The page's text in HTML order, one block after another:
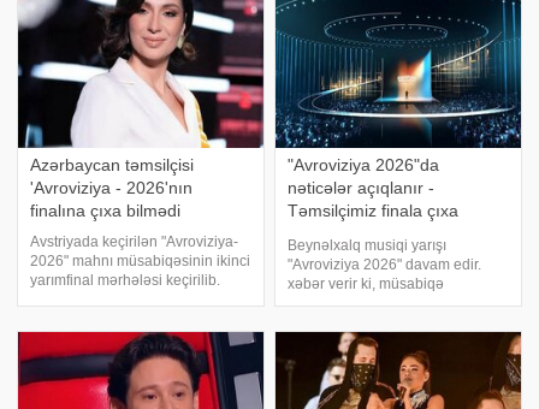
Azərbaycan təmsilçisi
'Avroviziya - 2026'nın
finalına çıxa bilmədi
Avstriyada keçirilən "Avroviziya-
2026" mahnı müsabiqəsinin ikinci
yarımfinal mərhələsi keçirilib.
mahnısı ilə çıxış edən
Azərbaycan təmsilçis
"Avroviziya 2026"da
nəticələr açıqlanır -
Təmsilçimiz finala çıxa
Beynəlxalq musiqi yarışı
"Avroviziya 2026" davam edir.
xəbər verir ki, müsabiqə
Avstriyanın paytaxtı Vyana
keçirilən ikinci yarımfinal
mərhələsində ölkəmizi JIVA
(Cəmilə Həşimova) təmsi